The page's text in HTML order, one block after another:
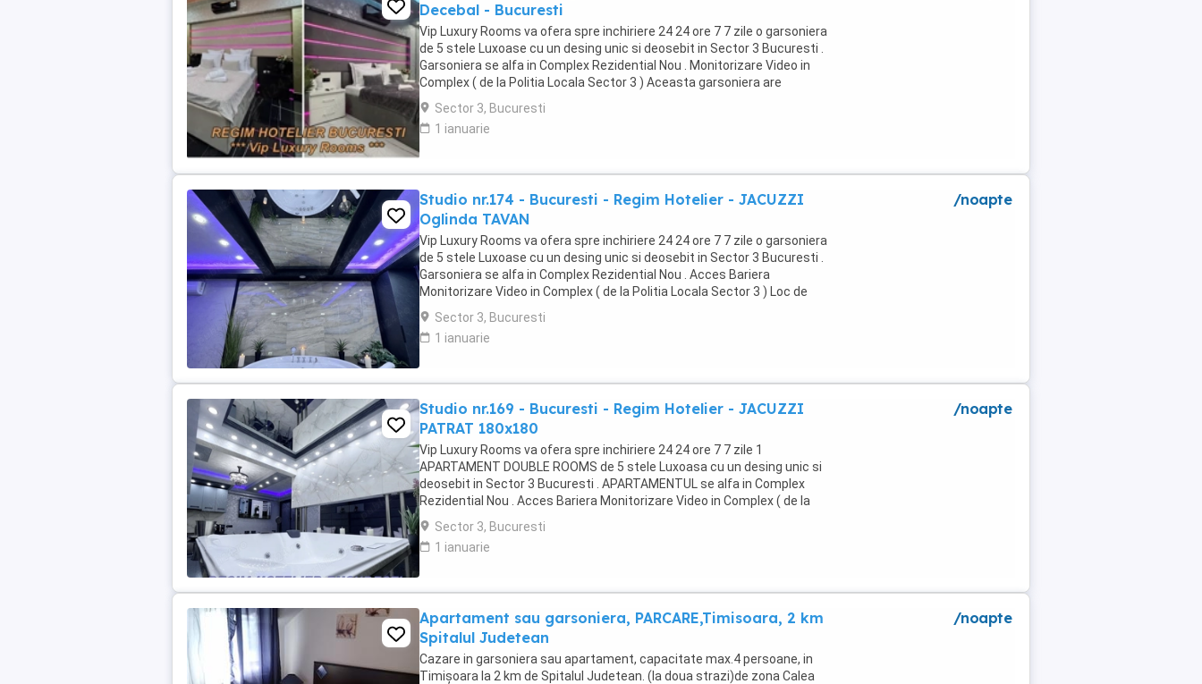
Decebal - Bucuresti
Vip Luxury Rooms va ofera spre inchiriere 24 24 ore 7 7 zile o garsoniera
de 5 stele Luxoase cu un desing unic si deosebit in Sector 3 Bucuresti .
Garsoniera se alfa in Complex Rezidential Nou . Monitorizare Video in
Complex ( de la Politia Locala Sector 3 ) Aceasta garsoniera are
suprafata de 35mp ...
Sector 3, Bucuresti
1 ianuarie
Studio nr.174 - Bucuresti - Regim Hotelier - JACUZZI
Oglinda TAVAN
Vip Luxury Rooms va ofera spre inchiriere 24 24 ore 7 7 zile o garsoniera
de 5 stele Luxoase cu un desing unic si deosebit in Sector 3 Bucuresti .
Garsoniera se alfa in Complex Rezidential Nou . Acces Bariera
Monitorizare Video in Complex ( de la Politia Locala Sector 3 ) Loc de
parcare PRIVAT in complex ...
Sector 3, Bucuresti
1 ianuarie
/noapte
Studio nr.169 - Bucuresti - Regim Hotelier - JACUZZI
PATRAT 180x180
Vip Luxury Rooms va ofera spre inchiriere 24 24 ore 7 7 zile 1
APARTAMENT DOUBLE ROOMS de 5 stele Luxoasa cu un desing unic si
deosebit in Sector 3 Bucuresti . APARTAMENTUL se alfa in Complex
Rezidential Nou . Acces Bariera Monitorizare Video in Complex ( de la
Politia Locala Sector 3 ) Loc de parcare ...
Sector 3, Bucuresti
1 ianuarie
/noapte
Apartament sau garsoniera, PARCARE,Timisoara, 2 km
Spitalul Judetean
Cazare in garsoniera sau apartament, capacitate max.4 persoane, in
Timișoara la 2 km de Spitalul Judetean. (la doua strazi)de zona Calea
/noapte